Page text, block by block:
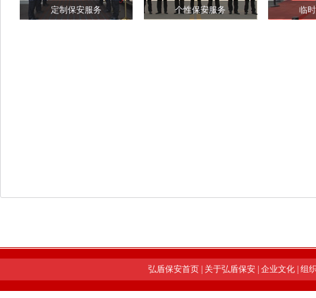
定制保安服务 个性保安服务 临
弘盾保安首页| 关于弘盾保安| 企业文化| 组